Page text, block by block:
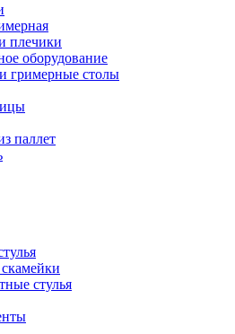
плечики
оборудование
гримерные столы
паллет
стулья